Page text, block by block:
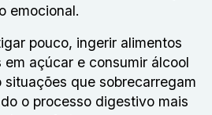
emocional.
pouco, ingerir alimentos
açúcar e consumir álcool
que sobrecarregam
o processo digestivo mais